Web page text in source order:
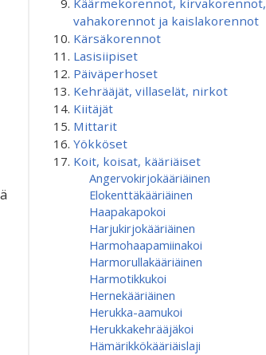
Käärmekorennot, kirvakorennot,
vahakorennot ja kaislakorennot
Kärsäkorennot
Lasisiipiset
Päiväperhoset
Kehrääjät, villaselät, nirkot
Kiitäjät
Mittarit
Yökköset
Koit, koisat, kääriäiset
Angervokirjokääriäinen
Elokenttäkääriäinen
Haapakapokoi
Harjukirjokääriäinen
Harmohaapamiinakoi
Harmorullakääriäinen
Harmotikkukoi
Hernekääriäinen
Herukka-aamukoi
Herukkakehrääjäkoi
Hämärikkökääriäislaji